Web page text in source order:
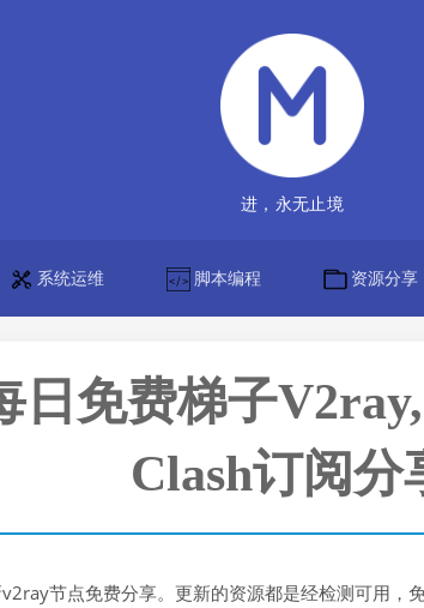
进，永无止境
系统运维 脚本编程 资源分享
日免费梯子
Clash订阅分
节点免费分享。更新的资源都是经检测可用，